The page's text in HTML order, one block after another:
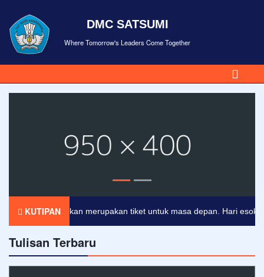
DMC SATSUMI
Where Tomorrow's Leaders Come Together
KUTIPAN
Pendidikan merupakan tiket untuk masa depan. Hari esok
Tulisan Terbaru